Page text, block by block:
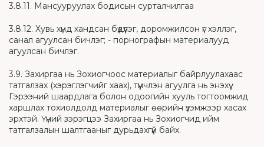
3.8.11. Мансууруулах бодисын сурталчилгаа
3.8.12. Хувь хүнд хандсан бүдүүлэг, доромжилсон үг хэллэг,
санал агуулсан бичлэг; - порнографын материалууд
агуулсан бичлэг.
3.9. Захиргаа нь Зохиогчоос материалыг байрлуулахаас
татгалзах (хэрэглэгчийг хаах), түүнчлэн агуулга нь энэхүү
Гэрээний шаардлага болон одоогийн хууль тогтоомжид
харшлах тохиолдолд материалыг өөрийн үзэмжээр хасах
эрхтэй. Үүний зэрэгцээ Захиргаа нь Зохиогчид ийм
татгалзалын шалтгааныг дурьдахгүй байх.